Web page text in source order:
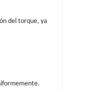
del torque, ya